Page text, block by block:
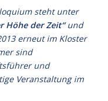
steht unter
Höhe der Zeit“und
erneut im Kloster
sind
und
Veranstaltung im